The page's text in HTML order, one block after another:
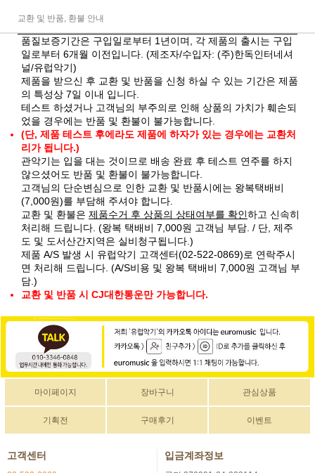
교환 및 반품, 환불 안내
품질보증기간은 구입일로부터 1년이며, 각 제품의 출시는 구입
일로부터 6개월 이전입니다. (제조자/수입자: (주)한독인터네셔
널/유럽악기)
제품을 받으신 후 교환 및 반품을 신청 하실 수 있는 기간은 제품
의 특성상 7일 이내 입니다.
테스트 하셨거나 고객님의 부주의로 인해 상품의 가치가 훼손되
었을 경우에는 반품 및 환불이 불가능합니다.
(단, 제품 테스트 후에라도 제품에 하자가 있는 경우에는 교환처
리가 됩니다.)
관악기는 입을 대는 것이므로 배송 완료 후 테스트 연주를 하지
않으셨어도 반품 및 환불이 불가능합니다.
고객님의 단순변심으로 인한 교환 및 반품시에는 왕복택배비
(7,000원)를 부담해 주셔야 합니다.
교환 및 환불은 제품수거 후 상품의 상태여부를 확인하고 신속히
처리해 드립니다. (왕복 택배비 7,000원 고객님 부담. / 단, 제주
도 및 도서산간지역은 실비청구됩니다.)
제품 A/S 발생 시 유럽악기 고객센터(02-522-0869)로 연락주시
면 처리해 드립니다. (A/S비용 및 왕복 택배비 7,000원 고객님 부
담.)
교환 및 반품 시 CJ대한통운만 가능합니다.
마이페이지 장바구니 관심상품
기획전 구매후기 이벤트
고객센터 입금계좌정보